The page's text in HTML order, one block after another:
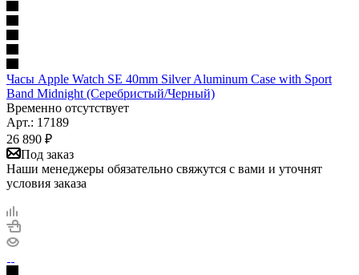
Часы Apple Watch SE 40mm Silver Aluminum Case with Sport
Band Midnight (Серебристый/Черный)
Временно отсутствует
Арт.: 17189
26 890 ₽
Под заказ
Наши менеджеры обязательно свяжутся с вами и уточнят
условия заказа